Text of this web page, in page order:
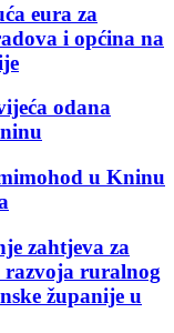
eura za
i općina na
odana
u Kninu
zahtjeva za
ruralnog
županije u